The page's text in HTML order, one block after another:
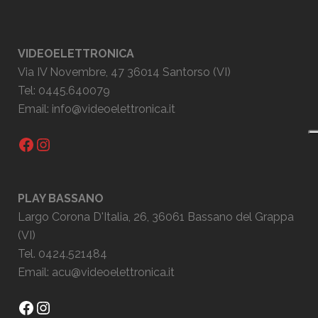
VIDEOELETTRONICA
Via IV Novembre, 47 36014 Santorso (VI)
Tel: 0445.640079
Email: info@videoelettronica.it
Facebook
Instagram
PLAY BASSANO
Largo Corona D'Italia, 26, 36061 Bassano del Grappa
(VI)
Tel. 0424.521484
Email: acu@videoelettronica.it
Facebook
Instagram